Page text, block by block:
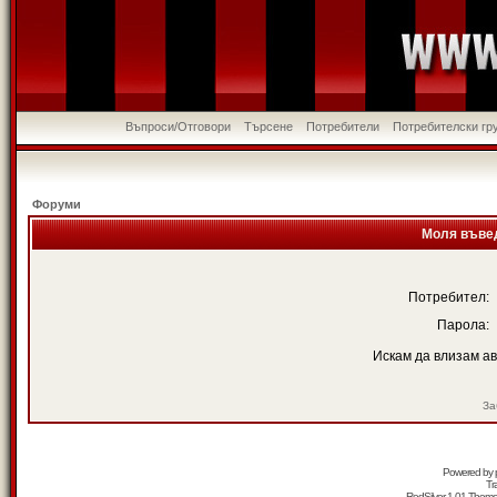
Въпроси/Отговори Търсене Потребители Потребителски
Форуми
Моля
Потребител:
Парола:
Искам да влизам
Powered by